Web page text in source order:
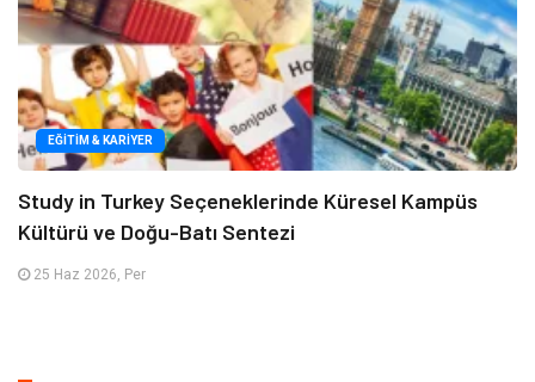
EĞITIM & KARIYER
Study in Turkey Seçeneklerinde Küresel Kampüs
Kültürü ve Doğu-Batı Sentezi
25 Haz 2026, Per